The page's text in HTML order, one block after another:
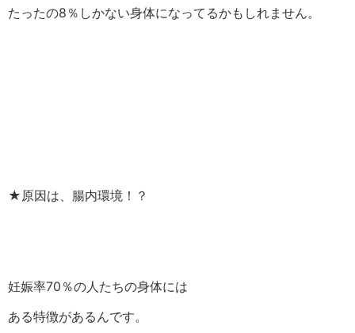
たったの8％しかない身体になってるかもしれません。
★原因は、腸内環境！？
妊娠率70％の人たちの身体には
ある特徴があるんです。